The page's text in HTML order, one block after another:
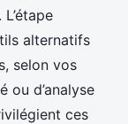
alternatifs
selon vos
ou d’analyse
ces